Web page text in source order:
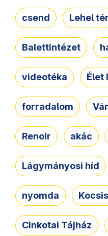
csend Lehel tér
Balettintézet
videotéka Élet
forradalom
Renoir akác
Lágymányosi híd
nyomda
Cinkotai Tájház